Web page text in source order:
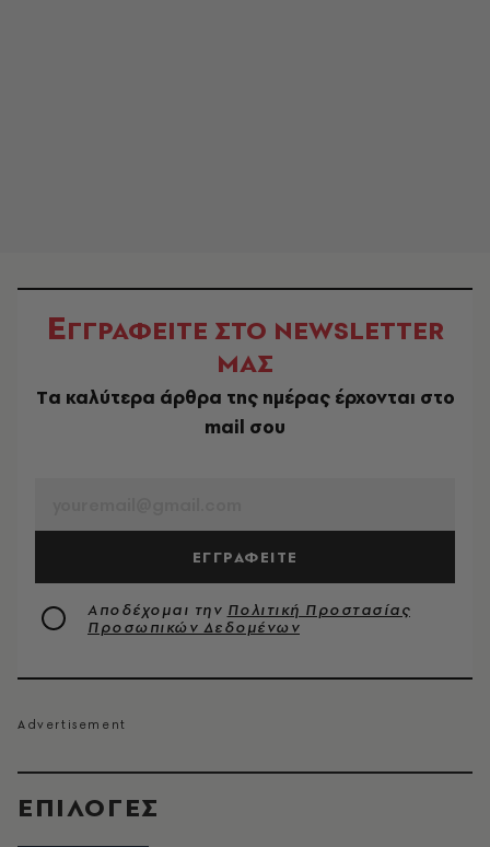
EΠΙΛΟΓΈΣ
ΕΓΓΡΑΦΕΙΤΕ ΣΤΟ NEWSLETTER
ΜΑΣ
Tα καλύτερα άρθρα της ημέρας έρχονται στο
mail σου
ΕΓΓΡΑΦΕΙΤΕ
Αποδέχομαι την Πολιτική Προστασίας
Προσωπικών Δεδομένων